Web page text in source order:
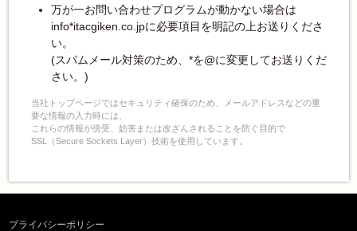
万が一お問い合わせプログラムが動かない場合は
info*itacgiken.co.jpに必要項目を明記の上お送りくださ
い。
(スパムメール対策のため、*を@に変更してお送りくだ
さい。)
当社トップページではセキュリティ確保のため、メールアドレスなどの重
要な情報の入力時には、
これらの情報が傍受、妨害または改ざんされることを防ぐ目的で
SSL（Secure Sockets Layer）技術を使用しています。
プライバシーポリシー